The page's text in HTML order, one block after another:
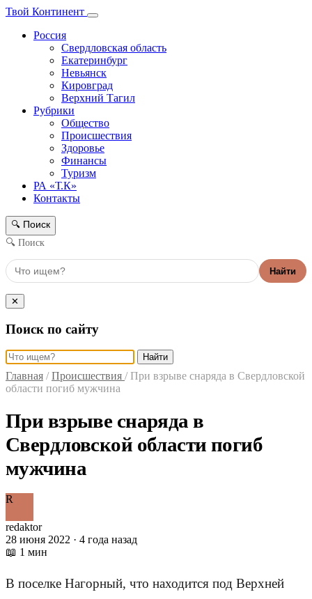
Твой Континент
Россия
Свердловская область
Екатеринбург
Невьянск
Кировград
Верхний Тагил
Рубрики
Общество
Происшествия
Здоровье
Финансы
Туризм
РА «Т.К»
Контакты
🔍 Поиск
🔍 Поиск
Найти
✕
Поиск по сайту
Найти
Главная / Происшествия / При взрыве снаряда в Свердловской
области погиб мужчина
При взрыве снаряда в
Свердловской области погиб
мужчина
R
redaktor
28 июня 2022 · 4 года назад
📖 1 мин
В поселке Нагорный, что находится под Верхней